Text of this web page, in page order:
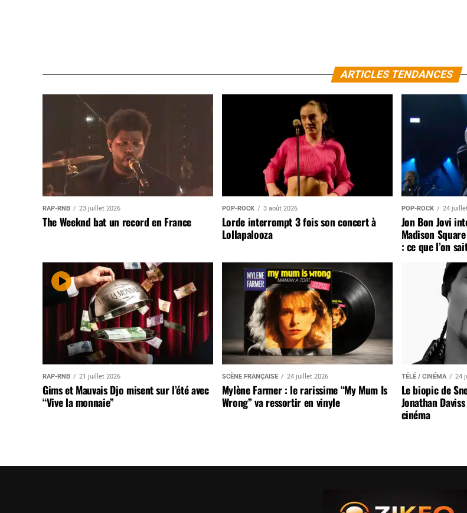
ARTICLES TENDANCES
RAP-RNB 23 juillet 2026
The Weeknd bat un record en France
POP-ROCK 3 août 2026
Lorde interrompt 3 fois son concert à
Lollapalooza
POP-ROCK 24
Jon Bon Jovi
Madison
: ce que l’on
RAP-RNB 21 juillet 2026
Gims et Mauvais Djo misent sur l’été avec
“Vive la monnaie”
SCÈNE FRANÇAISE 24 juillet 2026
Mylène Farmer : le rarissime “My Mum Is
Wrong” va ressortir en vinyle
TÉLÉ / CINÉMA 24
Le biopic de
Jonathan
cinéma